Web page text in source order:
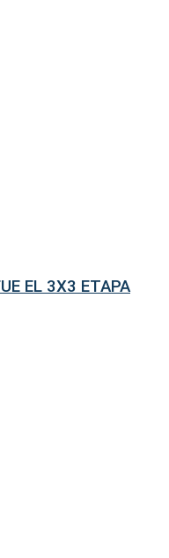
EL 3X3 ETAPA